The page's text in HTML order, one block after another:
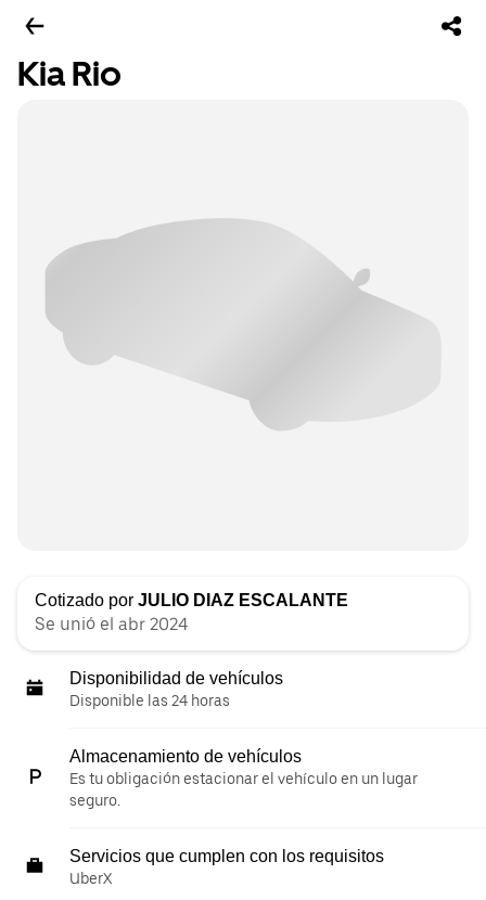
Kia Rio
Cotizado por JULIO DIAZ ESCALANTE
Se unió el abr 2024
Disponibilidad de vehículos
Disponible las 24 horas
Almacenamiento de vehículos
Es tu obligación estacionar el vehículo en un lugar
seguro.
Servicios que cumplen con los requisitos
UberX